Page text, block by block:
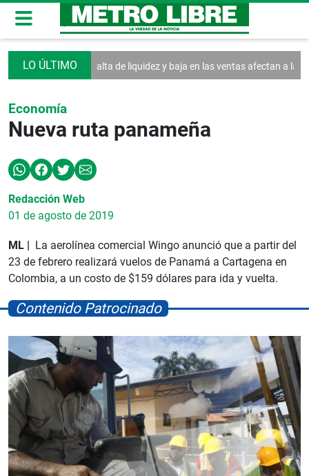
Falta de liquidez y baja en las ventas afectan a las MiPymes
Economía
Nueva ruta panameña
Redacción Web
01 de agosto de 2019
ML |
La aerolínea comercial Wingo anunció que a partir del
23 de febrero realizará vuelos de Panamá a Cartagena en
Colombia, a un costo de $159 dólares para ida y vuelta.
Contenido Patrocinado